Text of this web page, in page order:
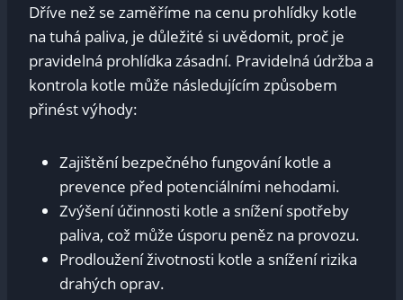
Dříve než se zaměříme na cenu prohlídky kotle
na tuhá paliva, je důležité si uvědomit, proč je
pravidelná prohlídka zásadní. Pravidelná údržba a
kontrola kotle může následujícím způsobem
přinést výhody:
Zajištění bezpečného fungování kotle a
prevence před potenciálními nehodami.
Zvýšení účinnosti kotle a snížení spotřeby
paliva, což může úsporu peněz na provozu.
Prodloužení životnosti kotle a snížení rizika
drahých oprav.